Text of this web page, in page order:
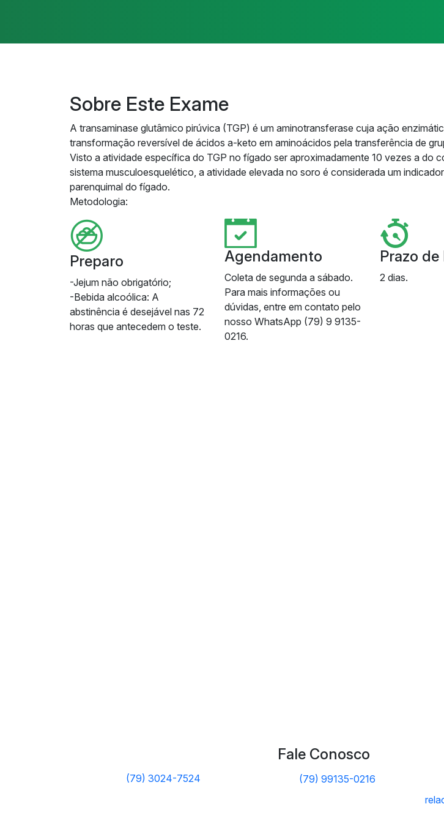
Sobre Este Exame
A transaminase glutâmico pirúvica (TGP) é um aminotransferase cuja ação
transformação reversível de ácidos a-keto em aminoácidos pela transferência de
Visto a atividade específica do TGP no fígado ser aproximadamente 10 vezes a do
sistema musculoesquelético, a atividade elevada no soro é considerada um
parenquimal do fígado.
Metodologia:
Preparo
-Jejum não obrigatório;
-Bebida alcoólica: A
abstinência é desejável nas 72
horas que antecedem o teste.
Agendamento
Coleta de segunda a sábado.
Para mais informações ou
dúvidas, entre em contato pelo
nosso WhatsApp (79) 9 9135-
0216.
Prazo
2 dias.
Fale Conosco
(79) 3024-7524
(79) 99135-0216